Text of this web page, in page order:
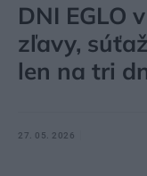
DNI EGLO
zľavy,
len na tri
27. 05. 2026